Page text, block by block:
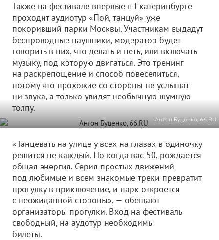
Также на фестивале впервые в Екатеринбурге
проходит аудиотур «Пой, танцуй» уже
покоривший парки Москвы. Участникам выдадут
беспроводные наушники, модератор будет
говорить в них, что делать и петь, или включать
музыку, под которую двигаться. Это тренинг
на раскрепощение и способ повеселиться,
потому что прохожие со стороны не услышат
ни звука, а только увидят необычную шумную
толпу.
Антон Буценко, 66.RU
«Танцевать на улице у всех на глазах в одиночку
решится не каждый. Но когда вас 50, рождается
общая энергия. Серия простых движений
под любимые и всем знакомые треки превратит
прогулку в приключение, и парк откроется
с неожиданной стороны», — обещают
организаторы прогулки. Вход на фестиваль
свободный, на аудотур необходимы
билеты.